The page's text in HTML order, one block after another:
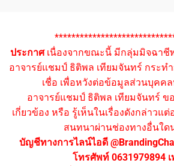
ประกาศเนื่องจากขณะนี้ มีกลุ่มมิจฉาชี
อาจารย์แชมป์ ธิติพล เทียมจันทร์ กระท
เชื่อ เพื่อหวังต่อข้อมูลส่วนบุคค
อาจารย์แชมป์ ธิติพล เทียมจันทร์ ข
เกี่ยวข้อง หรือ รู้เห็นในเรื่องดังกล่าวแ
สนทนาผ่านช่องทางอื่นใด
บัญชีทางการไลน์ไอดี
โทรศัพท์ 0631979894